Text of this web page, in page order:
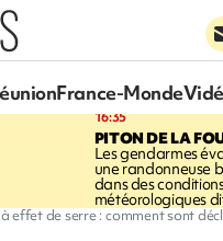
France-Monde
16:35
PITON DE LA
Les gendarmes
une randonneuse
dans des
météorologiques
effet de serre : comment sont